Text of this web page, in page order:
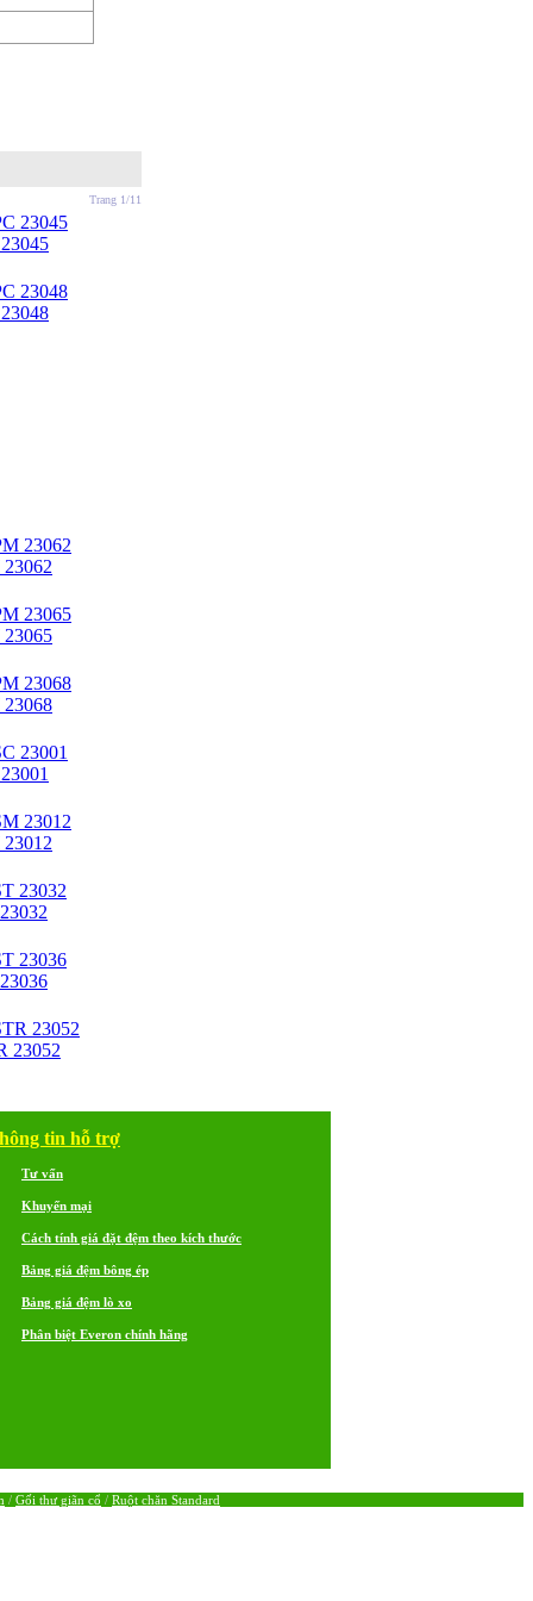
Trang 1/11
23052
tin hỗ trợ
Tư vấn
Khuyến mại
Cách tính giá đặt đệm theo kích thước
Bảng giá đệm bông ép
Bảng giá đệm lò xo
Phân biệt Everon chính hãng
/ Gối thư giãn cổ / Ruột chăn Standard